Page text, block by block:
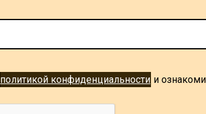
политикой конфиденциальности и